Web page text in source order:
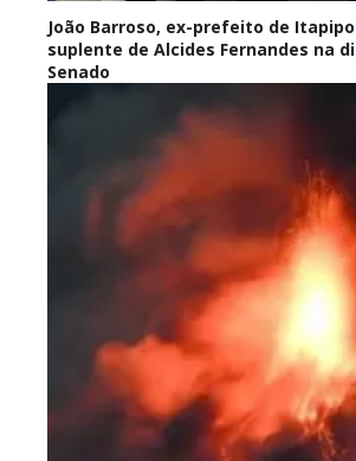
João Barroso, ex-prefeito de
suplente de Alcides Fernandes na
Senado